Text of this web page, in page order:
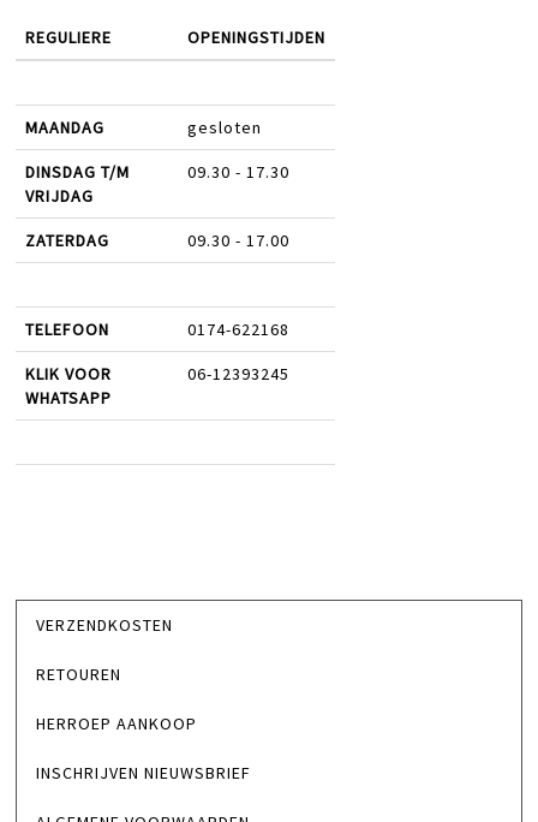
REGULIERE OPENINGSTIJDEN
MAANDAG gesloten
DINSDAG T/M
VRIJDAG
09.30 - 17.30
ZATERDAG 09.30 - 17.00
TELEFOON 0174-622168
KLIK VOOR
WHATSAPP
06-12393245
VERZENDKOSTEN
RETOUREN
HERROEP AANKOOP
INSCHRIJVEN NIEUWSBRIEF